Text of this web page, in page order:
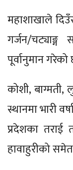
महाशाखाले
गर्जन/
पूर्वानुमान गरेको
कोशी, बाग्मती,
स्थानमा भारी
प्रदेशका तराई
हावाहुरीको